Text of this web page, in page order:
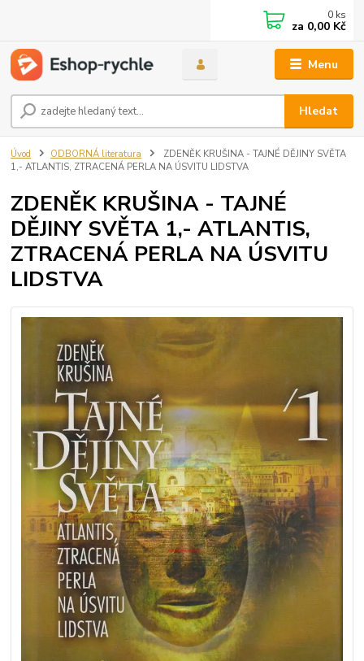
Menu
Hledat
0 ks
za 0,00 Kč
Úvod ODBORNÁ literatura
ZDENĚK KRUŠINA - TAJNÉ DĚJINY SVĚTA
1,- ATLANTIS, ZTRACENÁ PERLA NA ÚSVITU LIDSTVA
ZDENĚK KRUŠINA - TAJNÉ
DĚJINY SVĚTA 1,- ATLANTIS,
ZTRACENÁ PERLA NA ÚSVITU
LIDSTVA